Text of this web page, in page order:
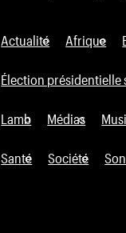
Actualité Afrique
Élection présidentielle
Lamb Médias
Santé Société